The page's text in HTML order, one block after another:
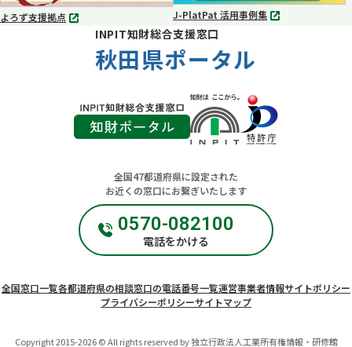
よろず支援拠点
別
J-PlatPat 活用事例集
別
INPIT知財総合支援窓口
秋田県ポータル
全国47都道府県に設定された
お近くの窓口にお繋ぎいたします
0570-082100
電話をかける
全国窓口一覧各都道府県の相談窓口の電話番号一覧運営事業者情報サイトポリシー
プライバシーポリシーサイトマップ
Copyright 2015-2026 © All rights reserved by 独立行政法人工業所有権情報・研修館